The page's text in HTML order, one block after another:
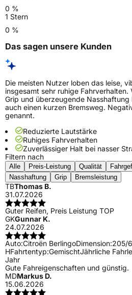
0 %
1 Stern
0 %
Das sagen unsere Kunden
Die meisten Nutzer loben das leise,
insgesamt sehr ruhige
Grip und überzeugende Nasshaftung
auch einen kurzen Bremsweg.
genannt.
Reduzierte Lautstärke
Ruhiges Fahrverhalten
Zuverlässiger Halt bei nasser
Filtern nach
Alle Preis-Leistung Qualität
Nasshaftung
Grip Bremsleistung
TBThomas B.
31.07.2026
Guter Reifen, Preis Leistung TOP
GKGunnar K.
24.07.2026
Auto:Citroën BerlingoDimension:205/
HFahrtentyp:GemischtJährliche
Jahr
Gute Fahreigenschaften und günstig.
MDMarkus D.
15.06.2026